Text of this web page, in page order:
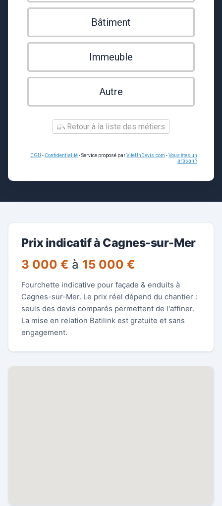
Bâtiment
Immeuble
Autre
Retour à la liste des métiers
CGU - Confidentialité- Service proposé parViteUnDevis.com -Vous êtes un
artisan ?
Prix indicatif à Cagnes-sur-Mer
3 000 € à 15 000 €
Fourchette indicative pour façade & enduits à
Cagnes-sur-Mer. Le prix réel dépend du chantier :
seuls des devis comparés permettent de l'affiner.
La mise en relation Batilink est gratuite et sans
engagement.